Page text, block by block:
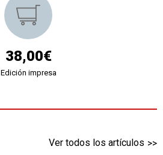
38,00€
Edición impresa
Ver todos los artículos